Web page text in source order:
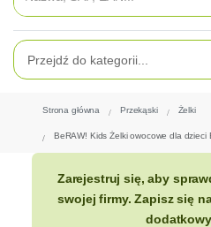
Strona główna Przekąski Żelki
BeRAW! Kids Żelki owocowe dla dzieci
Zarejestruj się, aby
swojej firmy. Zapisz się